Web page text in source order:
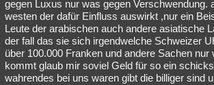
gegen Luxus nur was gegen Verschwendung.
westen der dafür Einfluss auswirkt ,nur ein
Leute der arabischen auch andere asiatische
der fall das sie sich irgendwelche Schweizer
über 100.000 Franken und andere Sachen
kommt glaub mir soviel Geld für so ein
wahrendes bei uns waren gibt die billiger sind